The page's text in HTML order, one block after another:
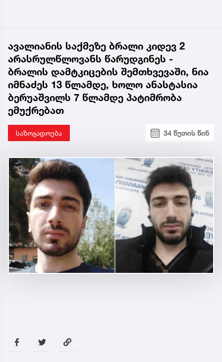
ავალიანის საქმეზე ბრალი კიდევ 2
არასრულწლოვანს წარუდგინეს -
ბრალის დამტკიცების შემთხვევაში, ნია
იმნაძეს 13 წლამდე, ხოლო ანასტასია
ბერუაშვილს 7 წლამდე პატიმრობა
ემუქრებათ
საზოგადოება 34 წუთის წინ